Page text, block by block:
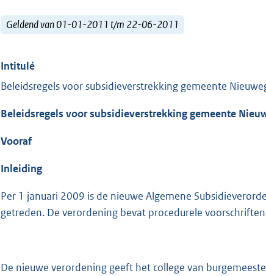
Geldend van 01-01-2011 t/m 22-06-2011
Intitulé
Beleidsregels voor subsidieverstrekking gemeente
Beleidsregels voor subsidieverstrekking gemeente
Vooraf
Inleiding
Per 1 januari 2009 is de nieuwe Algemene
getreden. De verordening bevat procedurele
De nieuwe verordening geeft het college van